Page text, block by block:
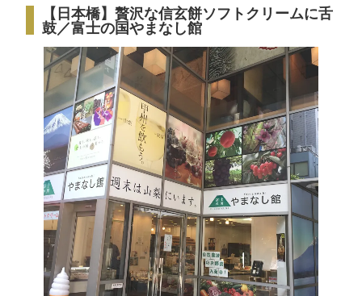
【日本橋】贅沢な信玄餅ソフトクリームに舌
鼓／富士の国やまなし館